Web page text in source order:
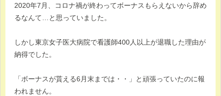
2020年7月、コロナ禍が終わってボーナスもらえないから辞め
るなんて…と思っていました。
しかし東京女子医大病院で看護師400人以上が退職した理由が
納得でした。
「ボーナスが貰える6月末までは・・」と頑張っていたのに報
われません。